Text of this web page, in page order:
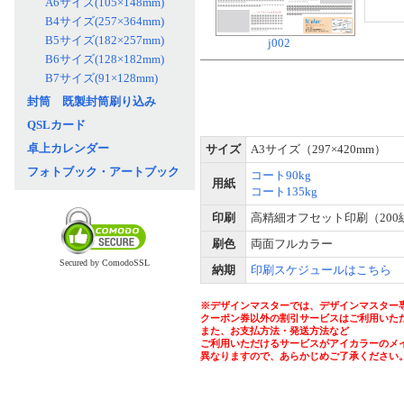
B4サイズ(257×364mm)
B5サイズ(182×257mm)
B6サイズ(128×182mm)
B7サイズ(91×128mm)
封筒 既製封筒刷り込み
QSLカード
卓上カレンダー
フォトブック・アートブック
Secured by ComodoSSL
j002
サイズ A3サイズ（297×420mm）
用紙
コート90kg
コート135kg
印刷
高精細オフセット印刷（200
刷色
両面フルカラー
納期
印刷スケジュールはこちら
※デザインマスターでは、デザインマスター
クーポン券以外の割引サービスはご利用いた
また、お支払方法・発送方法など
ご利用いただけるサービスがアイカラーのメ
異なりますので、あらかじめご了承ください